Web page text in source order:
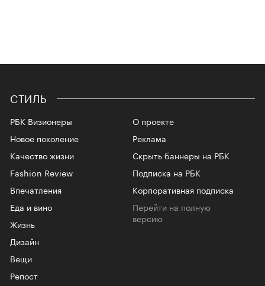
СТИЛЬ
РБК Визионеры
Новое поколение
Качество жизни
Fashion Review
Впечатления
Еда и вино
Жизнь
Дизайн
Вещи
Репост
О проекте
Реклама
Скрыть баннеры на РБК
Подписка на РБК
Корпоративная подписка
Перейти на полную
версию